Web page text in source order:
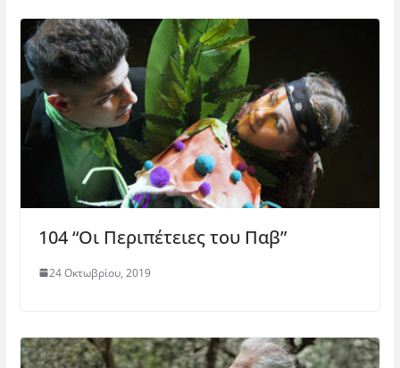
104 “Οι Περιπέτειες του Παβ”
24 Οκτωβρίου, 2019